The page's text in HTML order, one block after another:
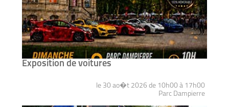
Exposition de voitures
le 30 ao�t 2026 de 10h00 à 17h00
Parc Dampierre